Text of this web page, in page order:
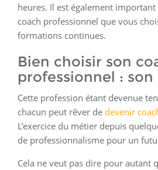
heures. Il est également
coach professionnel que vous
formations continues.
Bien choisir son
professionnel :
Cette profession étant devenue
chacun peut rêver de devenir
L’exercice du métier depuis
de professionnalisme pour un
Cela ne veut pas dire pour autant